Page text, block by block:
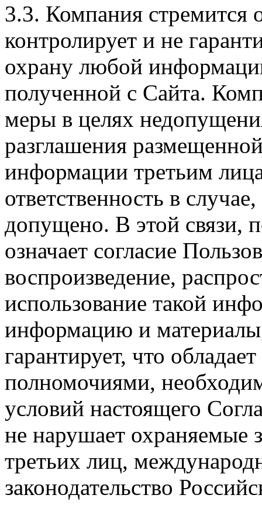
3.3. Компания стремится
контролирует и не
охрану любой
полученной с Сайта.
меры в целях
разглашения
информации третьим
ответственность в
допущено. В этой связи,
означает согласие
воспроизведение,
использование такой
информацию и
гарантирует, что
полномочиями,
условий настоящего
не нарушает охраняемые
третьих лиц,
законодательство